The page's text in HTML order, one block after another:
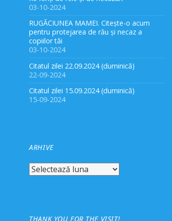
03-10-2024
RUGĂCIUNEA MAMEI. Citește-o acum
pentru protejarea de rău și necaz a
copiilor tăi
03-10-2024
Citatul zilei 22.09.2024 (duminică)
22-09-2024
Citatul zilei 15.09.2024 (duminică)
15-09-2024
ARHIVE
Arhive
THANK YOU FOR THE VISIT!